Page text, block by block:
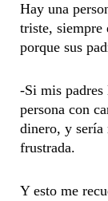
Hay una
triste, siempre
porque sus
-Si mis
persona con
dinero, y sería
frustrada.
Y esto me